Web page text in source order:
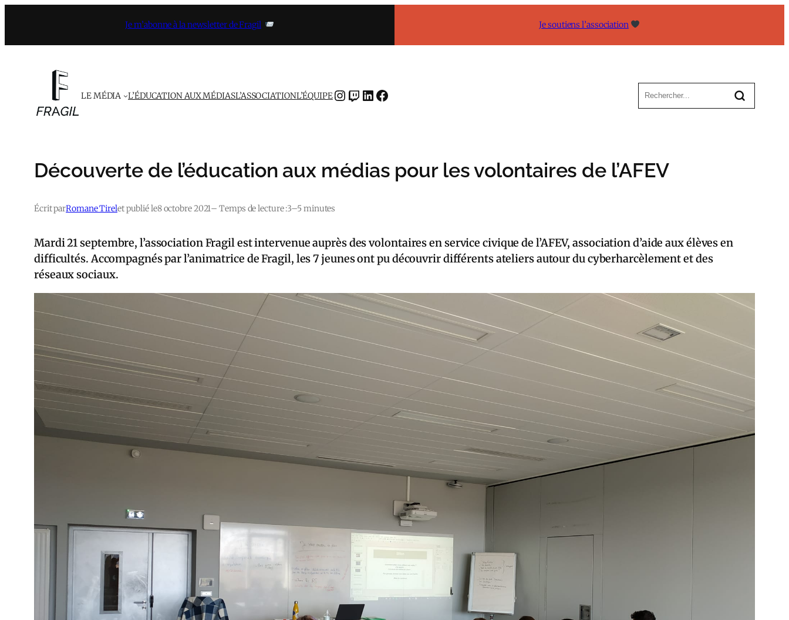
contenu
Je m’abonne à la newsletter de Fragil Je soutiens l’association
LE MÉDIA L’ÉDUCATION AUX MÉDIASL’ASSOCIATIONL’ÉQUIPEINSTAGRAMTWITCH LINKEDIN FACEBOOK
Découverte de l’éducation aux médias pour les volontaires de l’AFEV
Écrit parRomane Tirelet publié le8 octobre 2021– Temps de lecture :3–5 minutes
Mardi 21 septembre, l’association Fragil est intervenue auprès des volontaires en service civique de l’AFEV, association d’aide aux élèves en
difficultés. Accompagnés par l’animatrice de Fragil, les 7 jeunes ont pu découvrir différents ateliers autour du cyberharcèlement et des
réseaux sociaux.